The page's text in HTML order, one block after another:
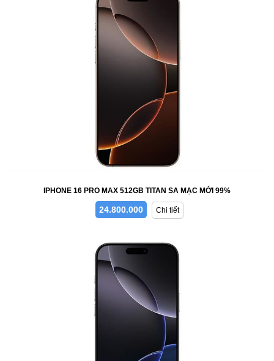
IPHONE 16 PRO MAX 512GB TITAN SA MẠC MỚI 99%
24.800.000 Chi tiết